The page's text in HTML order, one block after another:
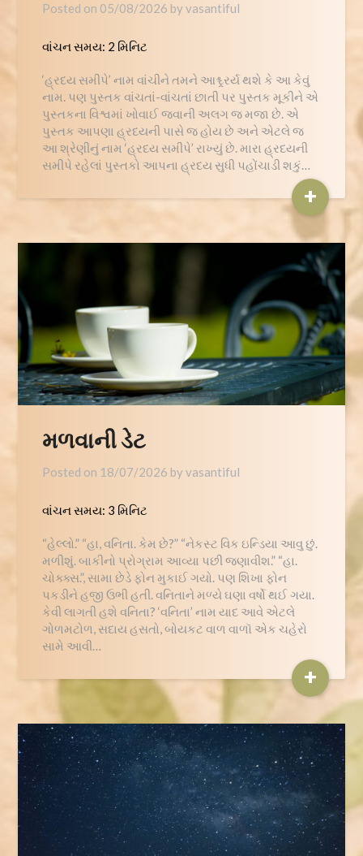
Posted on 05/08/2026 byvasantiful
વાંચન સમય: 2 મિનિટ
‘હ્રદય સમીપે’ નામ વાંચીને તમને આશ્ચ્ર્રર્ય થશે કે આ કેવું
નામ. પણ પુસ્તક વાંચતાં-વાંચતાં છાતી પર પુસ્તક મૂકીને એ
પુસ્તકના વિશ્વમાં ખોવાઈ જવાની અલગ જ મજા છે. એ
પુસ્તક આપણા હ્રદયની પાસે જ હોય છે અને એટલે જ
આ શ્રેણીનું નામ ‘હ્રદય સમીપે’ રાખ્યું છે. મારા હ્રદયની
સમીપે રહેલાં પુસ્તકો આપના હ્રદય સુધી પહોંચાડી શકું…
+
મળવાની ડેટ
Posted on 18/07/2026 byvasantiful
વાંચન સમય: 3 મિનિટ
“હેલ્લો.” “હા, વનિતા. કેમ છે?” “નેકસ્ટ વિક ઇન્ડિયા આવુ છું.
મળીશું. બાકીનો પ્રોગ્રામ આવ્યા પછી જણાવીશ.” “હા.
ચોક્ક્સ.”, સામા છેડે ફોન મુકાઈ ગયો. પણ શિખા ફોન
પકડીને હજી ઉભી હતી. વનિતાને મળ્યે ઘણા વર્ષો થઈ ગયા.
કેવી લાગતી હશે વનિતા? ‘વનિતા’ નામ યાદ આવે એટલે
ગોળમટોળ, સદાય હસતો, બોયકટ વાળ વાળૉ એક ચહેરો
સામે આવી…
+